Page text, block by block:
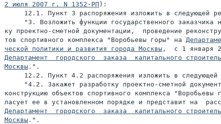
2 июля 2007 г. N 1352-РП ):
12.1. Пункт 3 распоряжения изложить в следующей
"3. Возложить функции государственного заказчика
ку проектно-сметной документации,  проведение
тов спортивного комплекса "Воробьевы горы" на
ческой политики и развития города Москвы
Департамент  городского  заказа  капитального
Москвы .".
12.2. Пункт 4.2 распоряжения изложить в следующей
"4.2. Закажет разработку проектно-сметной
конструкцию объектов спортивного комплекса
Департамент  городского  заказа  капитального
Москвы .".